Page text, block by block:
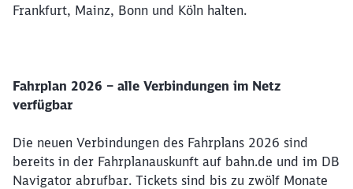
Frankfurt, Mainz, Bonn und Köln halten.
Fahrplan 2026 – alle Verbindungen im Netz
verfügbar
Die neuen Verbindungen des Fahrplans 2026 sind
bereits in der Fahrplanauskunft auf bahn.de und im DB
Navigator abrufbar. Tickets sind bis zu zwölf Monate